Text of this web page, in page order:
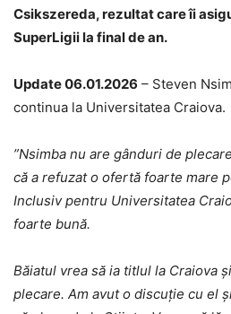
Csikszereda, rezultat care îi
SuperLigii la final de an.
Update 06.01.2026 – Steven
continua la Universitatea Craiova.
”Nsimba nu are gânduri de
că a refuzat o ofertă foarte mare
Inclusiv pentru Universitatea
foarte bună.
Băiatul vrea să ia titlul la Craiova
plecare. Am avut o discuție cu el